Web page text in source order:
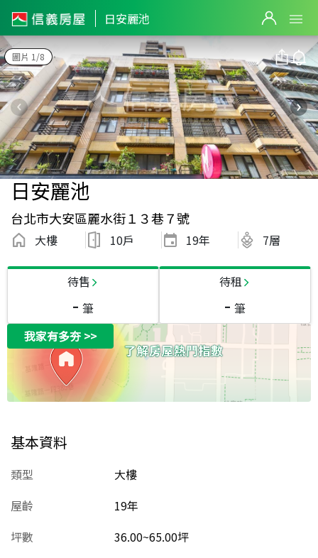
日安麗池
圖片 1/8
日安麗池
台北市大安區麗水街１３巷７號
大樓 10戶 19年 7層
待售
- 筆
待租
- 筆
我家有多夯>>
基本資料
類型
大樓
屋齡
19年
坪數
36.00~65.00坪